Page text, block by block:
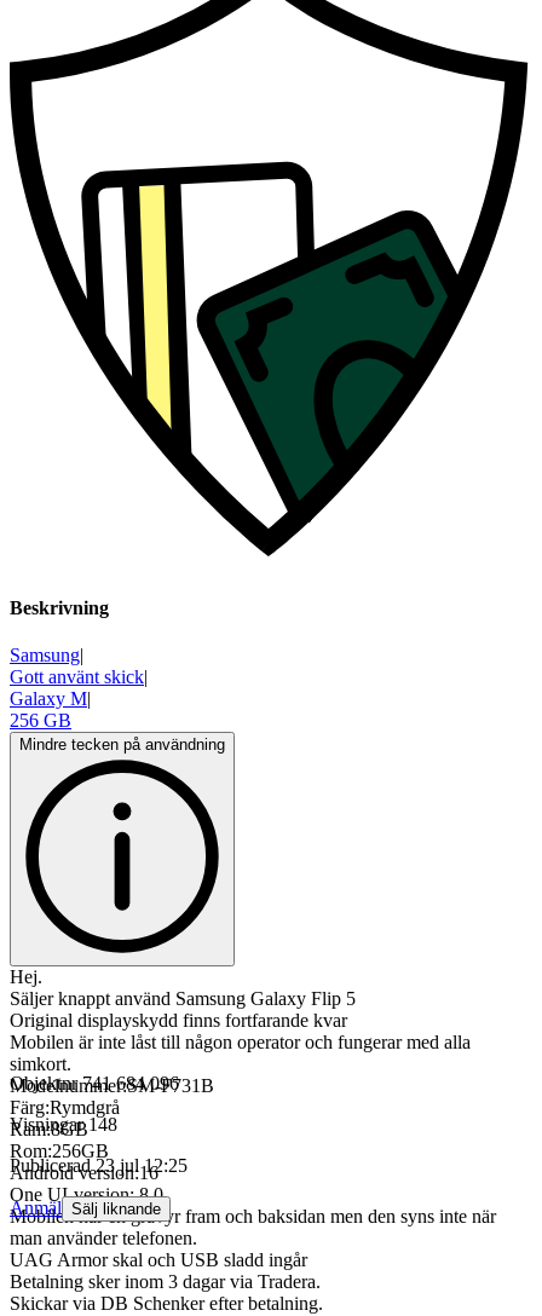
Beskrivning
Samsung|
Gott använt skick|
Galaxy M|
256 GB
Mindre tecken på användning
Hej.
Säljer knappt använd Samsung Galaxy Flip 5
Original displayskydd finns fortfarande kvar
Mobilen är inte låst till någon operator och fungerar med alla
simkort.
Modelnummer:SM-F731B
Färg:Rymdgrå
Ram:8GB
Rom:256GB
Android version:16
One UI-version: 8.0
Mobilen har en gravyr fram och baksidan men den syns inte när
man använder telefonen.
UAG Armor skal och USB sladd ingår
Betalning sker inom 3 dagar via Tradera.
Skickar via DB Schenker efter betalning.
Objektnr 741 684 096
Visningar 148
Publicerad 23 jul 12:25
Anmäl Sälj liknande